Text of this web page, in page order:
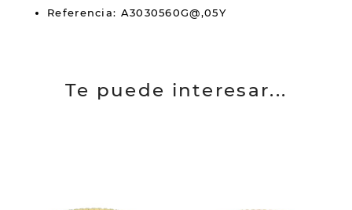
Referencia: A3030560G@,05Y
Te puede interesar...